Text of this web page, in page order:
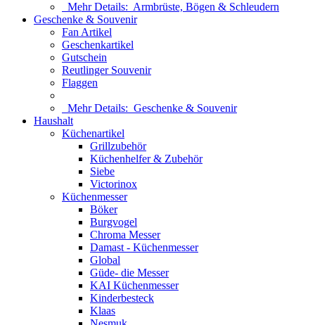
Mehr Details: Armbrüste, Bögen & Schleudern
Geschenke & Souvenir
Fan Artikel
Geschenkartikel
Gutschein
Reutlinger Souvenir
Flaggen
Mehr Details: Geschenke & Souvenir
Haushalt
Küchenartikel
Grillzubehör
Küchenhelfer & Zubehör
Siebe
Victorinox
Küchenmesser
Böker
Burgvogel
Chroma Messer
Damast - Küchenmesser
Global
Güde- die Messer
KAI Küchenmesser
Kinderbesteck
Klaas